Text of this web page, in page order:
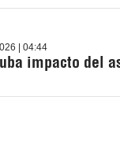
| 04:44
impacto del